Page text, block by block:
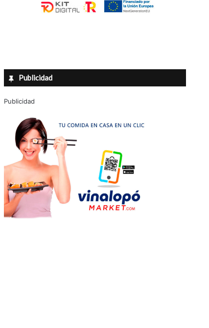
Publicidad
Publicidad